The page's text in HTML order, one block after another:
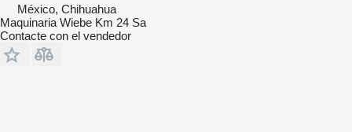
México, Chihuahua
Maquinaria Wiebe Km 24 Sa
Contacte con el vendedor